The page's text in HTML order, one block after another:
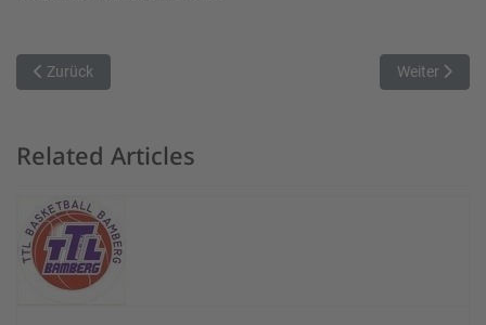
Vorheriger Beitrag: TSV macht großen Schritt in Richtung Playoffs!
Zurück Nächster
Weiter
Related Articles